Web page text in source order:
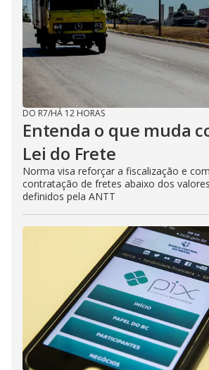
DO R7/HÁ 12 HORAS
Entenda o que muda
Lei do Frete
Norma visa reforçar a fiscalização e
contratação de fretes abaixo dos
definidos pela ANTT